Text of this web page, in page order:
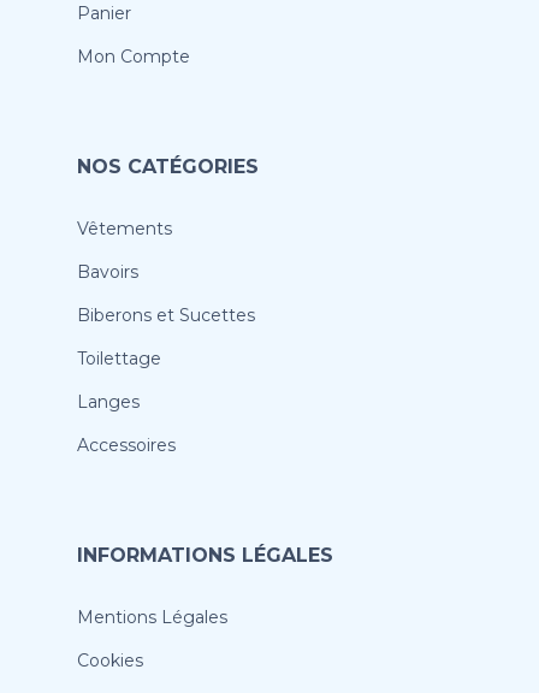
Panier
Mon Compte
NOS CATÉGORIES
Vêtements
Bavoirs
Biberons et Sucettes
Toilettage
Langes
Accessoires
INFORMATIONS LÉGALES
Mentions Légales
Cookies